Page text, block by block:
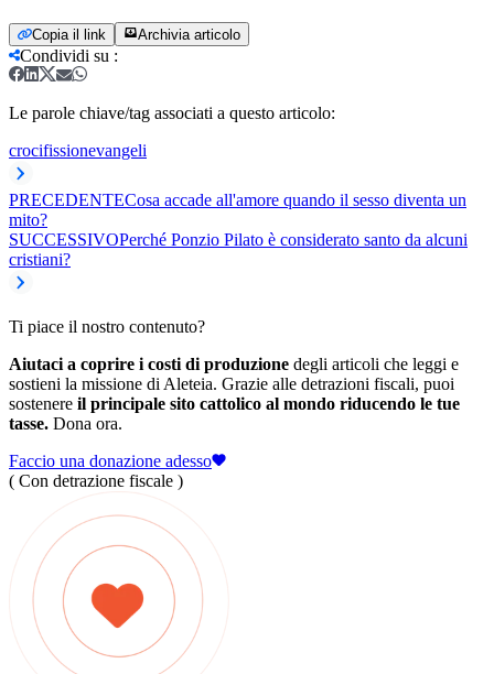
Copia il link Archivia articolo
Condividi su :
Le parole chiave/tag associati a questo articolo:
crocifissionevangeli
PRECEDENTECosa accade all'amore quando il sesso diventa un
mito?
SUCCESSIVOPerché Ponzio Pilato è considerato santo da alcuni
cristiani?
Ti piace il nostro contenuto?
Aiutaci a coprire i costi di produzione degli articoli che leggi e
sostieni la missione di Aleteia. Grazie alle detrazioni fiscali, puoi
sostenere il principale sito cattolico al mondo riducendo le tue
tasse. Dona ora.
Faccio una donazione adesso
( Con detrazione fiscale )